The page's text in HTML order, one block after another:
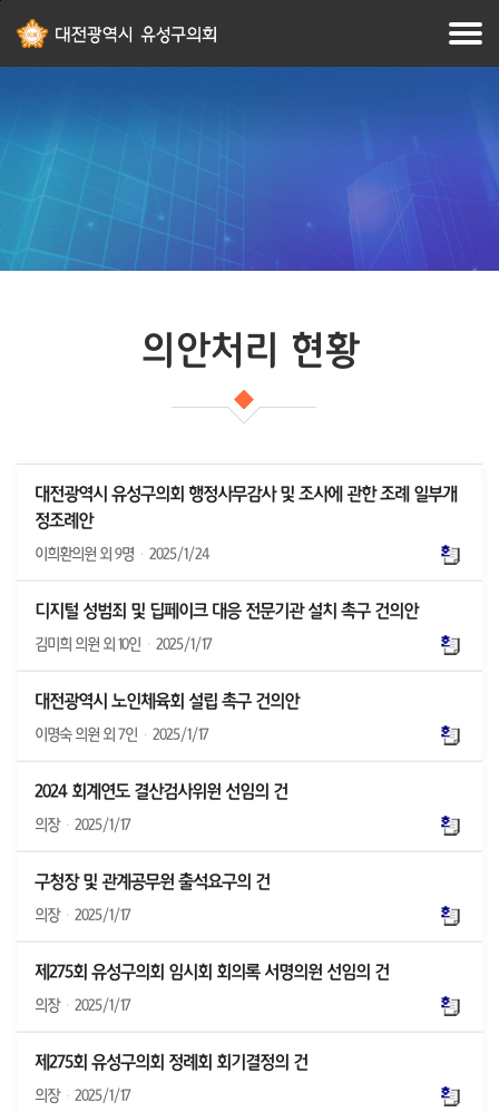
바로가기
바로가기
의안처리 현황
대전광역시 유성구의회 행정사무감사 및 조사에 관한 조례 일부개
정조례안
이희환의원 외 9명 · 2025/1/24
디지털 성범죄 및 딥페이크 대응 전문기관 설치 촉구 건의안
김미희 의원 외 10인 · 2025/1/17
대전광역시 노인체육회 설립 촉구 건의안
이명숙 의원 외 7인 · 2025/1/17
2024 회계연도 결산검사위원 선임의 건
의장 · 2025/1/17
구청장 및 관계공무원 출석요구의 건
의장 · 2025/1/17
제275회 유성구의회 임시회 회의록 서명의원 선임의 건
의장 · 2025/1/17
제275회 유성구의회 정례회 회기결정의 건
의장 · 2025/1/17